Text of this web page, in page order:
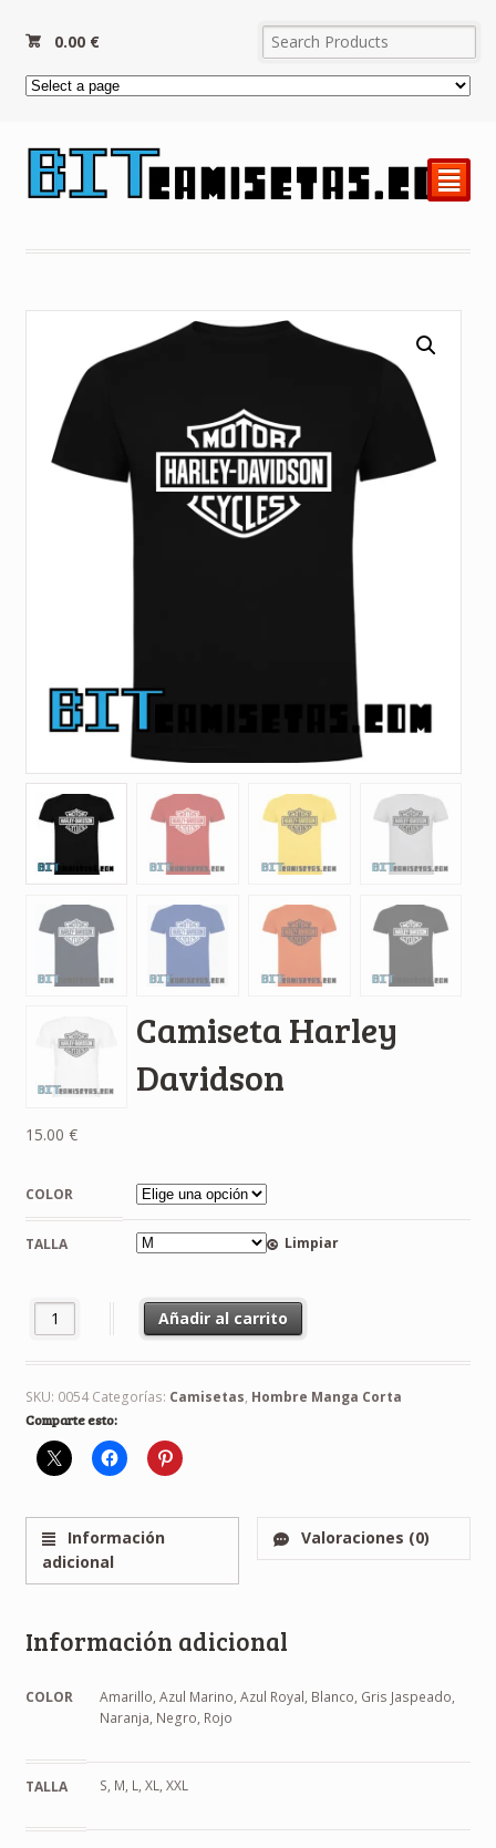
0.00 €
²
Camiseta Harley
Davidson
15.00 €
COLOR
TALLA Limpiar
Camiseta Harley Davidson cantidad
Añadir al carrito
SKU: 0054 Categorías: Camisetas, Hombre Manga Corta
Comparte esto:
Información
adicional
Valoraciones (0)
Información adicional
COLOR
Amarillo, Azul Marino, Azul Royal, Blanco, Gris Jaspeado,
Naranja, Negro, Rojo
TALLA S, M, L, XL, XXL